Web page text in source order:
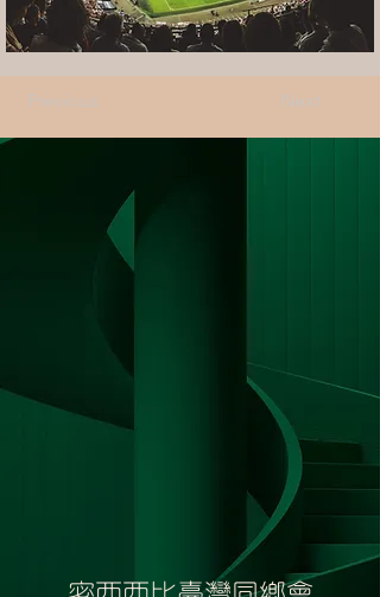
Previous Next